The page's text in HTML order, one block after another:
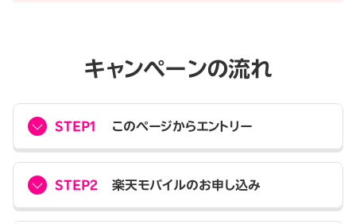
キャンペーンの流れ
STEP1 このページからエントリー
STEP2 楽天モバイルのお申し込み